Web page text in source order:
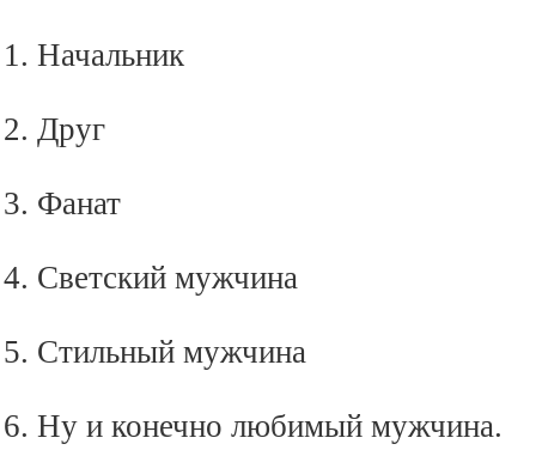
1. Начальник
2. Друг
3. Фанат
4. Светский мужчина
5. Стильный мужчина
6. Ну и конечно любимый мужчина.